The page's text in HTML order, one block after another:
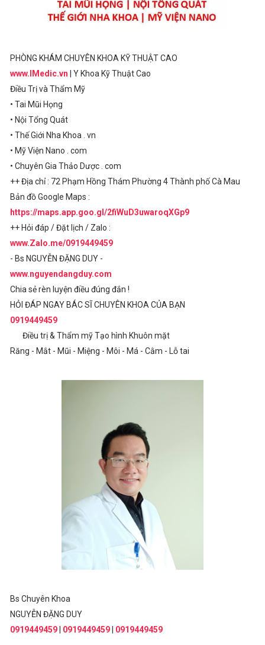
PHÒNG KHÁM CHUYÊN KHOA KỸ THUẬT CAO
www.IMedic.vn | Y Khoa Kỹ Thuật Cao
Điều Trị và Thẩm Mỹ
• Tai Mũi Họng
• Nội Tổng Quát
• Thế Giới Nha Khoa . vn
• Mỹ Viện Nano . com
• Chuyên Gia Thảo Dược . com
++ Địa chỉ : 72 Phạm Hồng Thám Phường 4 Thành phố Cà Mau
Bản đồ Google Maps :
https://maps.app.goo.gl/2fiWuD3uwaroqXGp9
++ Hỏi đáp / Đặt lịch / Zalo :
www.Zalo.me/0919449459
- Bs NGUYỄN ĐẶNG DUY -
www.nguyendangduy.com
Chia sẻ rèn luyện điều đúng đắn !
HỎI ĐÁP NGAY BÁC SĨ CHUYÊN KHOA CỦA BẠN
0919449459
Điều trị & Thẩm mỹ Tạo hình Khuôn mặt
Răng - Mắt - Mũi - Miệng - Môi - Má - Cằm - Lỗ tai
Bs Chuyên Khoa
NGUYỄN ĐẶNG DUY
0919449459| 0919449459| 0919449459